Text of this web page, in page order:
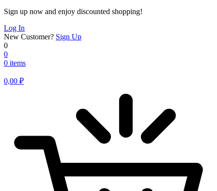
Sign up now and enjoy discounted shopping!
Log In
New Customer? Sign Up
0
0
0 items
0,00 ₽